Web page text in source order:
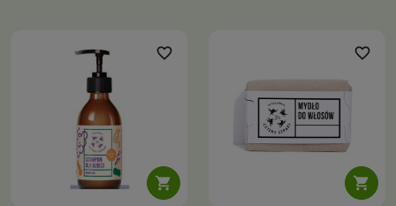
zdrowy wygląd włosów

favorite_border

favorite_border